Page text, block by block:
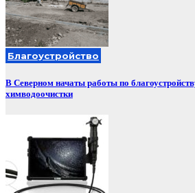
Благоустройство
В Северном начаты работы по
химводоочистки